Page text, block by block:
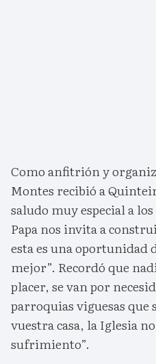
Como anfitrión y
Montes recibió a
saludo muy especial a
Papa nos invita a
esta es una oportunidad
mejor”. Recordó que
placer, se van por
parroquias viguesas que
vuestra casa, la Iglesia
sufrimiento”.